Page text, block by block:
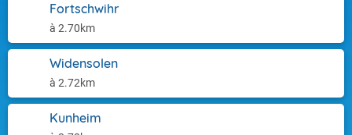
Fortschwihr
à 2.70km
Widensolen
à 2.72km
Kunheim